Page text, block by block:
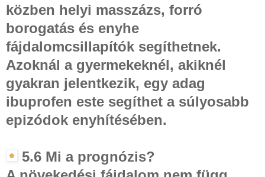
közben helyi masszázs, forró
borogatás és enyhe
fájdalomcsillapítók segíthetnek.
Azoknál a gyermekeknél, akiknél
gyakran jelentkezik, egy adag
ibuprofen este segíthet a súlyosabb
epizódok enyhítésében.
5.6 Mi a prognózis?